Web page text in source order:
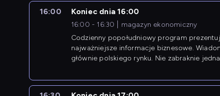
16:00 Koniec dnia 16:00
16:00 - 16:30
magazyn ekonomiczny
Codzienny popołudniowy program
najważniejsze informacje biznesowe.
głównie polskiego rynku. Nie zabraknie